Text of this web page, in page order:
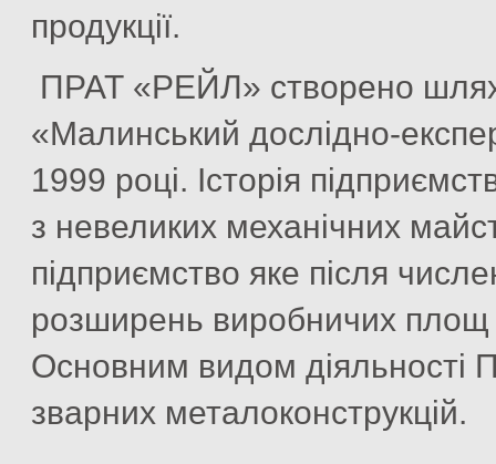
продукції.
ПРАТ «РЕЙЛ» створено
«Малинський дослідно-
1999 році. Історія
з невеликих механічних
підприємство яке після
розширень виробничих площ
Основним видом
зварних металоконструкцій.